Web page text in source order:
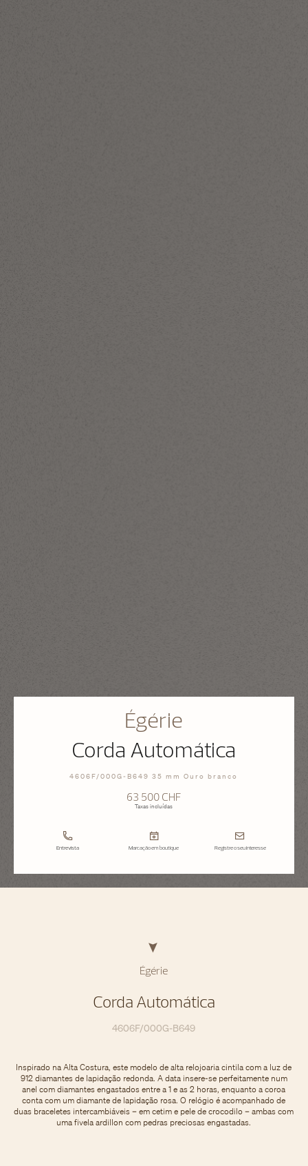
Égérie
Corda Automática
4606F/000G-B649 35 mm Ouro branco
63 500 CHF
Taxas incluídas
Entrevista Marcação em boutique Registre o seu interesse
Égérie
Corda Automática
4606F/000G-B649
Inspirado na Alta Costura, este modelo de alta relojoaria cintila com a luz de
912 diamantes de lapidação redonda. A data insere-se perfeitamente num
anel com diamantes engastados entre a 1 e as 2 horas, enquanto a coroa
conta com um diamante de lapidação rosa. O relógio é acompanhado de
duas braceletes intercambiáveis – em cetim e pele de crocodilo – ambas com
uma fivela ardillon com pedras preciosas engastadas.